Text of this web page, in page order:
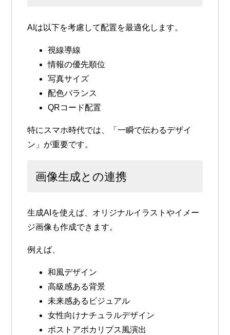
AIは以下を考慮して配置を最適化します。
視線導線
情報の優先順位
写真サイズ
配色バランス
QRコード配置
特にスマホ時代では、「一瞬で伝わるデザイ
ン」が重要です。
画像生成との連携
生成AIを使えば、オリジナルイラストやイメー
ジ画像も作成できます。
例えば、
和風デザイン
高級感ある背景
未来感あるビジュアル
女性向けナチュラルデザイン
ポストアポカリプス風演出